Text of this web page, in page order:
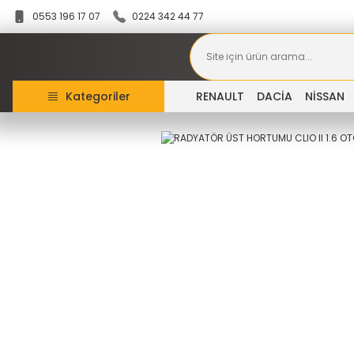
0553 196 17 07 0224 342 44 77
Kategoriler RENAULT DACİA NİSSAN